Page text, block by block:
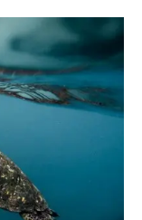
della
studio,
Veterinary